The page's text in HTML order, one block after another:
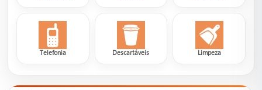
Telefonia Descartáveis Limpeza